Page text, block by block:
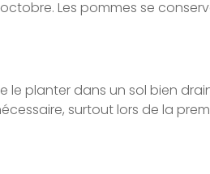
Les pommes se
le planter dans un sol bien
surtout lors de la